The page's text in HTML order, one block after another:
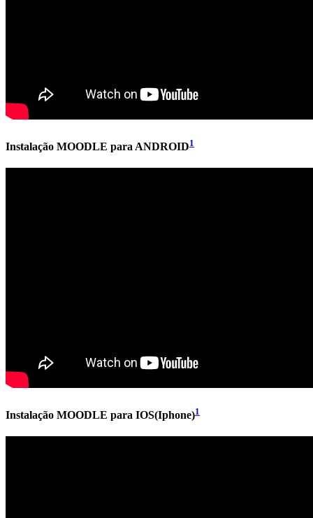
Instalação MOODLE para ANDROID1
Instalação MOODLE para IOS(Iphone)1